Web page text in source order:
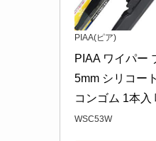
PIAA(ピア)
PIAA ワイパー
5mm シリコー
コンゴム 1本
WSC53W